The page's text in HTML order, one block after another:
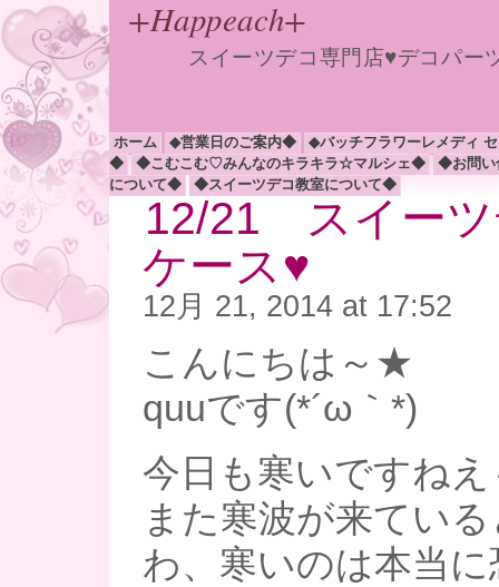
+Happeach+
スイーツデコ専門店♥デコパ
ホーム ◆営業日のご案内◆
◆バッチフラワーレメディ
◆
◆こむこむ♡みんなのキラキラ☆マルシェ◆
◆お問
について◆
◆スイーツデコ教室について◆
12/21 スイーツ
ケース♥
12月 21, 2014 at 17:52
こんにちは～★
quuです(*´ω｀*)
今日も寒いですねえ
また寒波が来てい
わ、寒いのは本当